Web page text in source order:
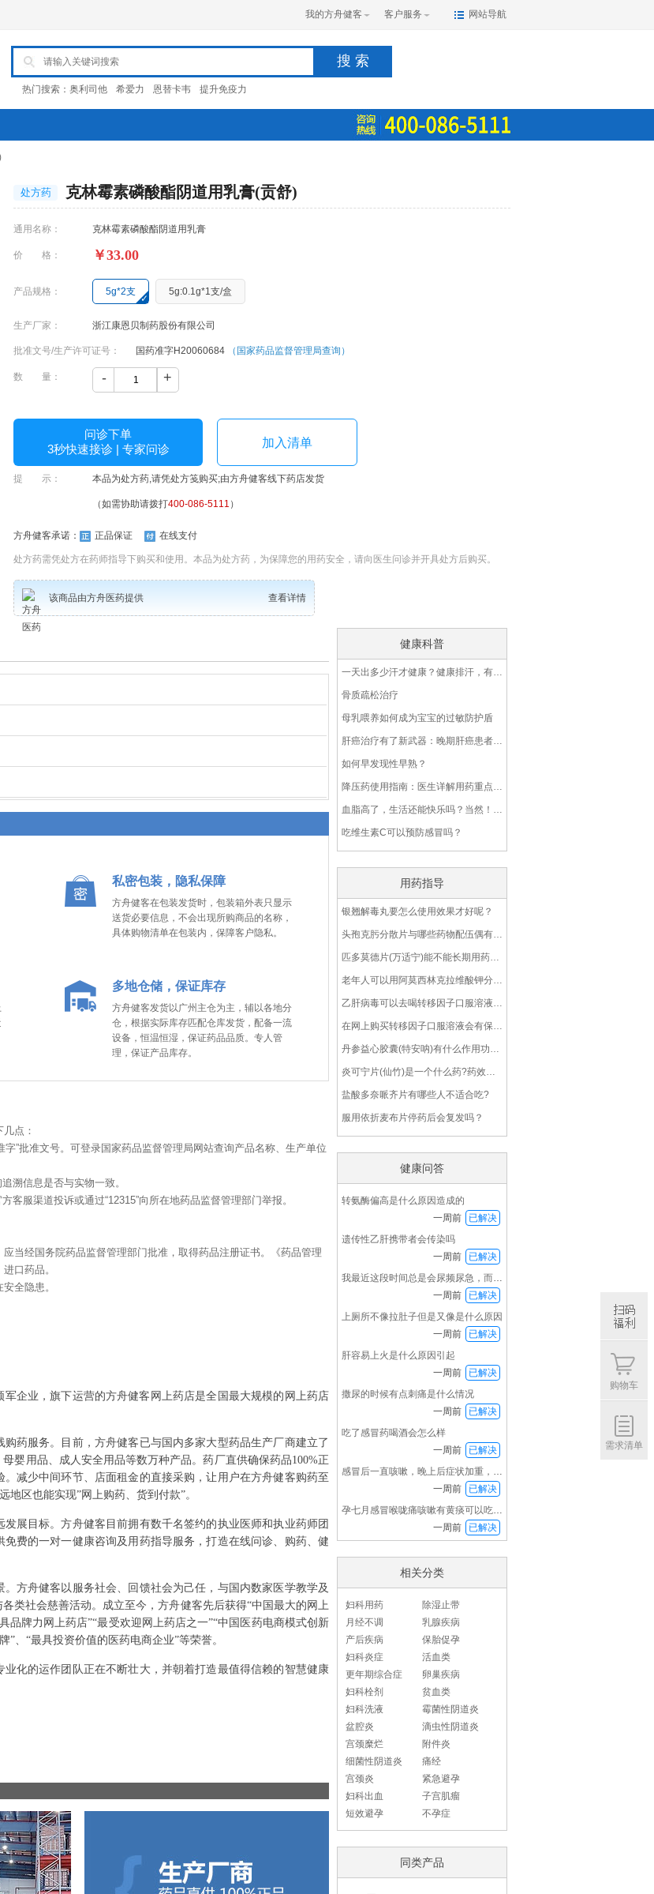
网站导航
客户服务
我的方舟健客
搜 索
热门搜索： 奥利司他 希爱力 恩替卡韦 提升免疫力
处方药 克林霉素磷酸酯阴道用乳膏(贡舒)
通用名称： 克林霉素磷酸酯阴道用乳膏
价 格： ￥33.00
产品规格： 5g*2支 5g:0.1g*1支/盒
生产厂家： 浙江康恩贝制药股份有限公司
批准文号/生产许可证号： 国药准字H20060684 （国家药品监督管理局查询）
数 量： - +
问诊下单
3秒快速接诊 | 专家问诊
加入清单
提 示： 本品为处方药,请凭处方笺购买;由方舟健客线下药店发货
（如需协助请拨打400-086-5111 ）
方舟健客承诺： 正品保证 在线支付
处方药需凭处方在药师指导下购买和使用。本品为处方药，为保障您的用药安全，请向医生问诊并开具处方后购买。
该商品由方舟医药提供 查看详情
私密包装，隐私保障
方舟健客在包装发货时，包装箱外表只显示
送货必要信息，不会出现所购商品的名称，
具体购物清单在包装内，保障客户隐私。
多地仓储，保证库存
方舟健客发货以广州主仓为主，辅以各地分
仓，根据实际库存匹配仓库发货，配备一流
设备，恒温恒湿，保证药品品质。专人管
理，保证产品库存。
点：
”批准文号。可登录国家药品监督管理局网站查询产品名称、生产单位
溯信息是否与实物一致。
服渠道投诉或通过“12315”向所在地药品监督管理部门举报。
当经国务院药品监督管理部门批准，取得药品注册证书。《药品管理
口药品。
全隐患。
企业，旗下运营的方舟健客网上药店是全国最大规模的网上药店
药服务。目前，方舟健客已与国内多家大型药品生产厂商建立了
婴用品、成人安全用品等数万种产品。药厂直供确保药品100%正
减少中间环节、店面租金的直接采购，让用户在方舟健客购药至
地区也能实现”网上购药、货到付款”。
展目标。方舟健客目前拥有数千名签约的执业医师和执业药师团
费的一对一健康咨询及用药指导服务，打造在线问诊、购药、健
方舟健客以服务社会、回馈社会为己任，与国内数家医学教学及
类社会慈善活动。成立至今，方舟健客先后获得“中国最大的网上
品牌力网上药店”“最受欢迎网上药店之一”“中国医药电商模式创新
”、“最具投资价值的医药电商企业”等荣誉。
化的运作团队正在不断壮大，并朝着打造最值得信赖的智慧健康
健康科普
一天出多少汗才健康？健康排汗，有3类运动可多选择
骨质疏松治疗
母乳喂养如何成为宝宝的过敏防护盾
肝癌治疗有了新武器：晚期肝癌患者3天恢复，7天出院
如何早发现性早熟？
降压药使用指南：医生详解用药重点，助您稳压更安心
血脂高了，生活还能快乐吗？当然！这些小窍门让你轻松享受！
吃维生素C可以预防感冒吗？
用药指导
银翘解毒丸要怎么使用效果才好呢？
头孢克肟分散片与哪些药物配伍偶有禁忌呢？
匹多莫德片(万适宁)能不能长期用药呢?
老年人可以用阿莫西林克拉维酸钾分散片(2∶1)吗？
乙肝病毒可以去喝转移因子口服溶液吗？
在网上购买转移因子口服溶液会有保障吗？
丹参益心胶囊(特安呐)有什么作用功效？
炎可宁片(仙竹)是一个什么药?药效怎么样?
盐酸多奈哌齐片有哪些人不适合吃?
服用依折麦布片停药后会复发吗？
健康问答
转氨酶偏高是什么原因造成的
一周前
已解决
遗传性乙肝携带者会传染吗
一周前
已解决
我最近这段时间总是会尿频尿急，而且下半身发冷
一周前
已解决
上厕所不像拉肚子但是又像是什么原因
一周前
已解决
肝容易上火是什么原因引起
一周前
已解决
撒尿的时候有点刺痛是什么情况
一周前
已解决
吃了感冒药喝酒会怎么样
一周前
已解决
感冒后一直咳嗽，晚上后症状加重，喉咙特别痛也
一周前
已解决
孕七月感冒喉咙痛咳嗽有黄痰可以吃感冒药吗？
一周前
已解决
相关分类
妇科用药
除湿止带
月经不调
乳腺疾病
产后疾病
保胎促孕
妇科炎症
活血类
更年期综合症
卵巢疾病
妇科栓剂
贫血类
妇科洗液
霉菌性阴道炎
盆腔炎
滴虫性阴道炎
宫颈糜烂
附件炎
细菌性阴道炎
痛经
宫颈炎
紧急避孕
妇科出血
子宫肌瘤
短效避孕
不孕症
同类产品
扫码
福利
购物车
需求清单